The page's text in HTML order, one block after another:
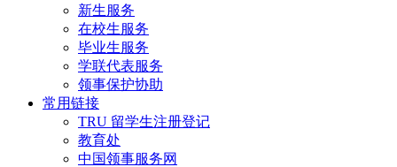
新生服务
在校生服务
毕业生服务
学联代表服务
领事保护协助
常用链接
TRU 留学生注册登记
教育处
中国领事服务网